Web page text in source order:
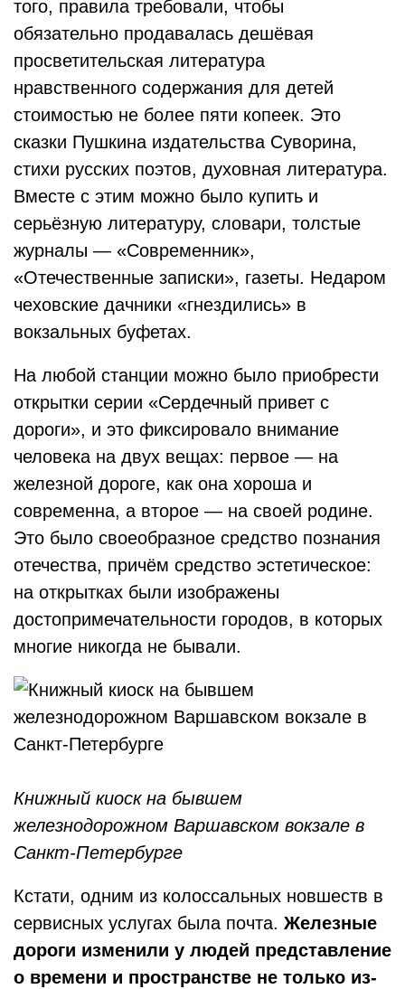
того, правила требовали, чтобы
обязательно продавалась дешёвая
просветительская литература
нравственного содержания для детей
стоимостью не более пяти копеек. Это
сказки Пушкина издательства Суворина,
стихи русских поэтов, духовная литература.
Вместе с этим можно было купить и
серьёзную литературу, словари, толстые
журналы — «Современник»,
«Отечественные записки», газеты. Недаром
чеховские дачники «гнездились» в
вокзальных буфетах.
На любой станции можно было приобрести
открытки серии «Сердечный привет с
дороги», и это фиксировало внимание
человека на двух вещах: первое — на
железной дороге, как она хороша и
современна, а второе — на своей родине.
Это было своеобразное средство познания
отечества, причём средство эстетическое:
на открытках были изображены
достопримечательности городов, в которых
многие никогда не бывали.
Книжный киоск на бывшем
железнодорожном Варшавском вокзале в
Санкт-Петербурге
Кстати, одним из колоссальных новшеств в
сервисных услугах была почта. Железные
дороги изменили у людей представление
о времени и пространстве не только из-